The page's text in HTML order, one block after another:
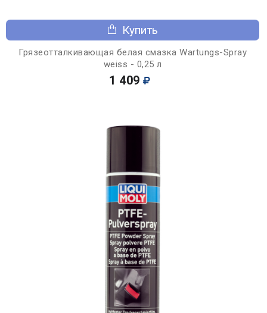
Купить
Грязеотталкивающая белая смазка Wartungs-Spray
weiss - 0,25 л
1 409